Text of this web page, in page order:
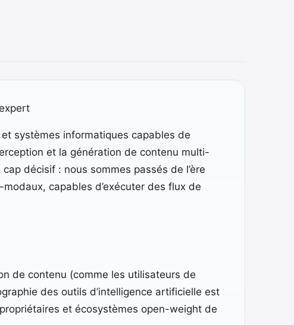
systèmes informatiques capables de
et la génération de contenu multi-
décisif : nous sommes passés de l’ère
capables d’exécuter des flux de
de contenu (comme les utilisateurs de
des outils d’intelligence artificielle est
et écosystèmes open-weight de